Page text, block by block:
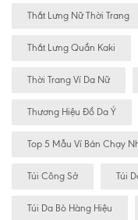
Thắt Lưng Nữ Thời Trang
Thắt Lưng Quần Kaki
Thời Trang Ví Da Nữ
Thương Hiệu Đồ Da Ý
Top 5 Mẫu Ví Bán Chạy
Túi Công Sở Túi
Túi Da Bò Hàng Hiệu